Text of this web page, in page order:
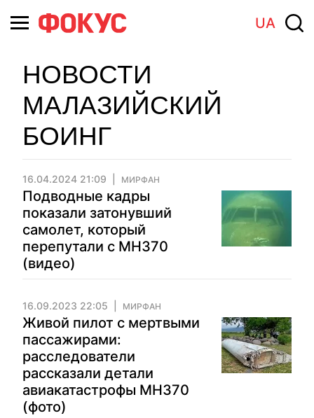
UA
НОВОСТИ
МАЛАЗИЙСКИЙ
БОИНГ
16.04.2024 21:09 МИРФАН
Подводные кадры
показали затонувший
самолет, который
перепутали с MH370
(видео)
16.09.2023 22:05 МИРФАН
Живой пилот с мертвыми
пассажирами:
расследователи
рассказали детали
авиакатастрофы MH370
(фото)